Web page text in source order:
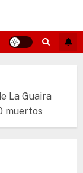
La Guaira
muertos